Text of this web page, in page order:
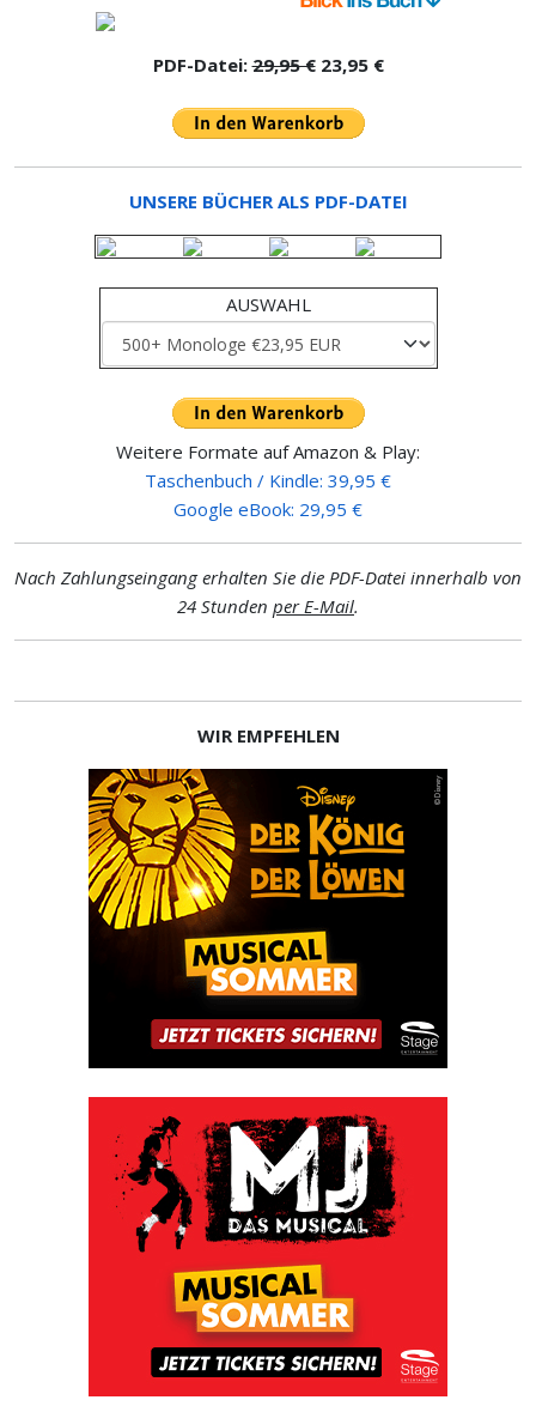
PDF-Datei:29,95 €23,95 €
UNSERE BÜCHER ALS PDF-DATEI
AUSWAHL
Weitere Formate auf Amazon & Play:
Taschenbuch / Kindle: 39,95 €
Google eBook: 29,95 €
Nach Zahlungseingang erhalten Sie die PDF-Datei innerhalb von
24 Stunden per E-Mail.
WIR EMPFEHLEN